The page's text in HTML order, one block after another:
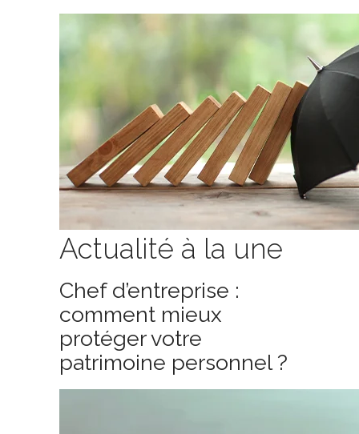
Actualité à la une
Chef d’entreprise :
comment mieux
protéger votre
patrimoine personnel ?